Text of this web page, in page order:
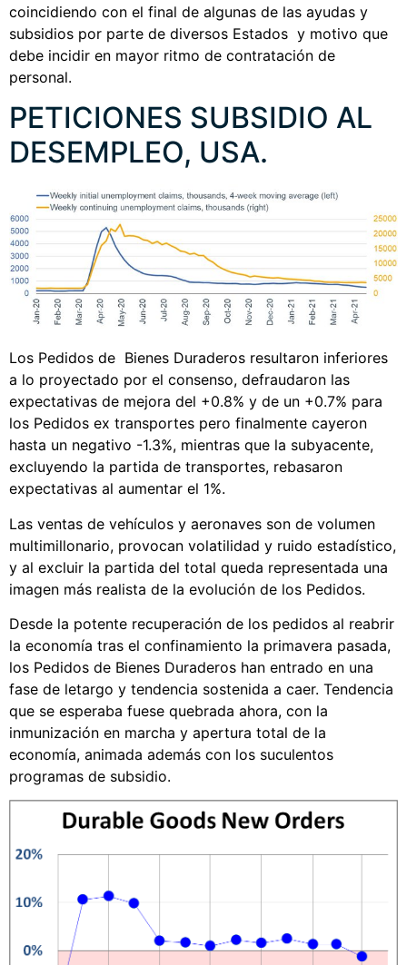
coincidiendo con el final de algunas de las ayudas y
subsidios por parte de diversos Estados y motivo que
debe incidir en mayor ritmo de contratación de
personal.
PETICIONES SUBSIDIO AL
DESEMPLEO, USA.
Los Pedidos de Bienes Duraderos resultaron inferiores
a lo proyectado por el consenso, defraudaron las
expectativas de mejora del +0.8% y de un +0.7% para
los Pedidos ex transportes pero finalmente cayeron
hasta un negativo -1.3%, mientras que la subyacente,
excluyendo la partida de transportes, rebasaron
expectativas al aumentar el 1%.
Las ventas de vehículos y aeronaves son de volumen
multimillonario, provocan volatilidad y ruido estadístico,
y al excluir la partida del total queda representada una
imagen más realista de la evolución de los Pedidos.
Desde la potente recuperación de los pedidos al reabrir
la economía tras el confinamiento la primavera pasada,
los Pedidos de Bienes Duraderos han entrado en una
fase de letargo y tendencia sostenida a caer. Tendencia
que se esperaba fuese quebrada ahora, con la
inmunización en marcha y apertura total de la
economía, animada además con los suculentos
programas de subsidio.